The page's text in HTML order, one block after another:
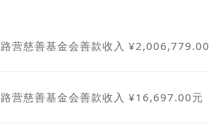
营慈善基金会善款收入
营慈善基金会善款收入 ¥16,697.00元